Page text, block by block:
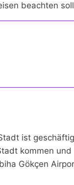
beachten
ist
kommen
Gökçen